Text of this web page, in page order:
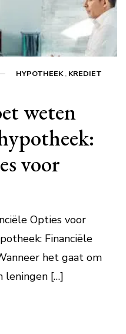
HYPOTHEEK, KREDIET
weten
voor
Opties voor
Financiële
het gaat om
leningen […]